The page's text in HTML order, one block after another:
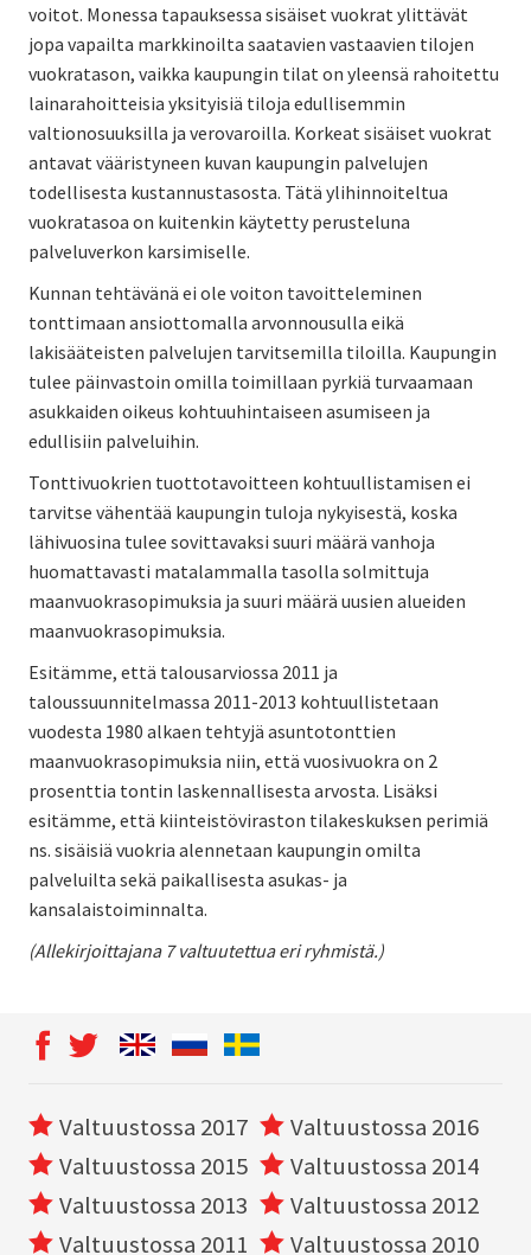
voitot. Monessa tapauksessa sisäiset vuokrat ylittävät
jopa vapailta markkinoilta saatavien vastaavien tilojen
vuokratason, vaikka kaupungin tilat on yleensä rahoitettu
lainarahoitteisia yksityisiä tiloja edullisemmin
valtionosuuksilla ja verovaroilla. Korkeat sisäiset vuokrat
antavat vääristyneen kuvan kaupungin palvelujen
todellisesta kustannustasosta. Tätä ylihinnoiteltua
vuokratasoa on kuitenkin käytetty perusteluna
palveluverkon karsimiselle.
Kunnan tehtävänä ei ole voiton tavoitteleminen
tonttimaan ansiottomalla arvonnousulla eikä
lakisääteisten palvelujen tarvitsemilla tiloilla. Kaupungin
tulee päinvastoin omilla toimillaan pyrkiä turvaamaan
asukkaiden oikeus kohtuuhintaiseen asumiseen ja
edullisiin palveluihin.
Tonttivuokrien tuottotavoitteen kohtuullistamisen ei
tarvitse vähentää kaupungin tuloja nykyisestä, koska
lähivuosina tulee sovittavaksi suuri määrä vanhoja
huomattavasti matalammalla tasolla solmittuja
maanvuokrasopimuksia ja suuri määrä uusien alueiden
maanvuokrasopimuksia.
Esitämme, että talousarviossa 2011 ja
taloussuunnitelmassa 2011-2013 kohtuullistetaan
vuodesta 1980 alkaen tehtyjä asuntotonttien
maanvuokrasopimuksia niin, että vuosivuokra on 2
prosenttia tontin laskennallisesta arvosta. Lisäksi
esitämme, että kiinteistöviraston tilakeskuksen perimiä
ns. sisäisiä vuokria alennetaan kaupungin omilta
palveluilta sekä paikallisesta asukas- ja
kansalaistoiminnalta.
(Allekirjoittajana 7 valtuutettua eri ryhmistä.)
Valtuustossa 2017
Valtuustossa 2016
Valtuustossa 2015
Valtuustossa 2014
Valtuustossa 2013
Valtuustossa 2012
Valtuustossa 2011
Valtuustossa 2010